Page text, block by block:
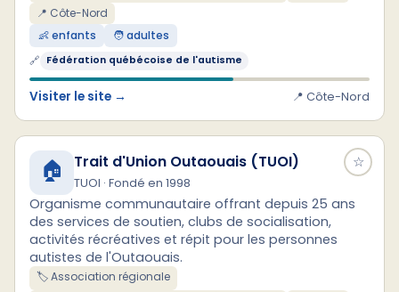
📍 Côte-Nord
👶 enfants
🧑 adultes
🔗 Fédération québécoise de l'autisme
Visiter le site → 📍 Côte-Nord
☆
🏠 Trait d'Union Outaouais (TUOI)
TUOI · Fondé en 1998
Organisme communautaire offrant depuis 25 ans
des services de soutien, clubs de socialisation,
activités récréatives et répit pour les personnes
autistes de l'Outaouais.
🏷️ Association régionale